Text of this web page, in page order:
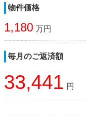
物件価格
1,180 万円
毎月のご返済額
33,441 円